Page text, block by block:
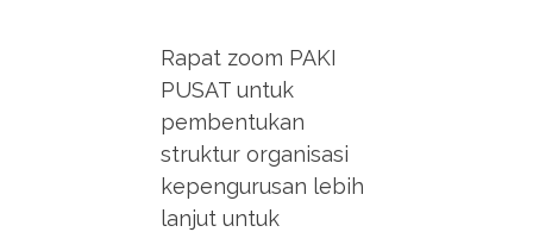
Rapat zoom PAKI
PUSAT untuk
pembentukan
struktur organisasi
kepengurusan lebih
lanjut untuk